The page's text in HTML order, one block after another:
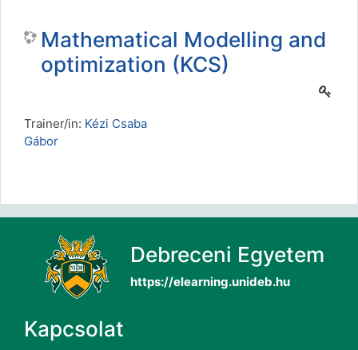
Mathematical Modelling and
optimization (KCS)
Trainer/in: Kézi Csaba
Gábor
Debreceni Egyetem
https://elearning.unideb.hu
Kapcsolat